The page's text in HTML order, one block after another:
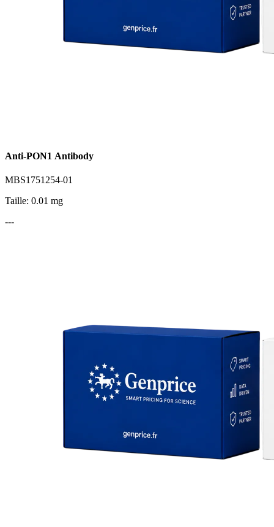
Anti-PON1 Antibody
MBS1751254-01
Taille: 0.01 mg
---